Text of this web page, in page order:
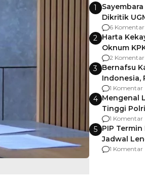
1
Dikritik
Gagalnya
6 Komentar
2 Harta
Oknum
Pemalang
2 Komentar
3 Bernafsu
Indonesia,
Berencana
1 Komentar
4 Mengenal
Tinggi
Usai Jadi
1 Komentar
5 PIP Termin
Jadwal
agar Dana
1 Komentar